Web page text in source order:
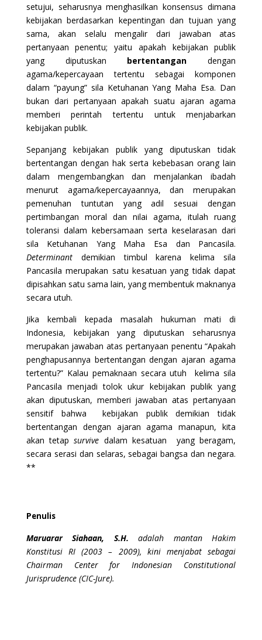
setujui, seharusnya menghasilkan konsensus dimana
kebijakan berdasarkan kepentingan dan tujuan yang
sama, akan selalu mengalir dari jawaban atas
pertanyaan penentu; yaitu apakah kebijakan publik
yang diputuskan bertentangandengan
agama/kepercayaan tertentu sebagai komponen
dalam “payung” sila Ketuhanan Yang Maha Esa. Dan
bukan dari pertanyaan apakah suatu ajaran agama
memberi perintah tertentu untuk menjabarkan
kebijakan publik.
Sepanjang kebijakan publik yang diputuskan tidak
bertentangan dengan hak serta kebebasan orang lain
dalam mengembangkan dan menjalankan ibadah
menurut agama/kepercayaannya, dan merupakan
pemenuhan tuntutan yang adil sesuai dengan
pertimbangan moral dan nilai agama, itulah ruang
toleransi dalam kebersamaan serta keselarasan dari
sila Ketuhanan Yang Maha Esa dan Pancasila.
Determinantdemikian timbul karena kelima sila
Pancasila merupakan satu kesatuan yang tidak dapat
dipisahkan satu sama lain, yang membentuk maknanya
secara utuh.
Jika kembali kepada masalah hukuman mati di
Indonesia, kebijakan yang diputuskan seharusnya
merupakan jawaban atas pertanyaan penentu “Apakah
penghapusannya bertentangan dengan ajaran agama
tertentu?” Kalau pemaknaan secara utuh kelima sila
Pancasila menjadi tolok ukur kebijakan publik yang
akan diputuskan, memberi jawaban atas pertanyaan
sensitif bahwa kebijakan publik demikian tidak
bertentangan dengan ajaran agama manapun, kita
akan tetapsurvive dalam kesatuan yang beragam,
secara serasi dan selaras, sebagai bangsa dan negara.
**
Penulis
Maruarar Siahaan, S.H. adalah mantan Hakim
Konstitusi RI (2003 – 2009), kini menjabat sebagai
Chairman Center for Indonesian Constitutional
Jurisprudence (CIC-Jure).